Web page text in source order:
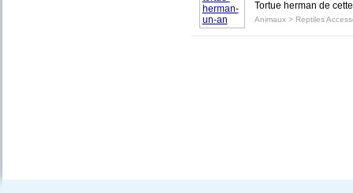
Tortue herman de
Animaux> Reptiles